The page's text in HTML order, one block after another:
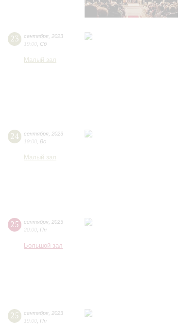
23 сентября 2023
19:00 Сб
Малый зал
24 сентября 2023
19:00 Вс
Малый зал
25 сентября 2023
20:00 Пн
Большой зал
25 сентября 2023
19:00 Пн